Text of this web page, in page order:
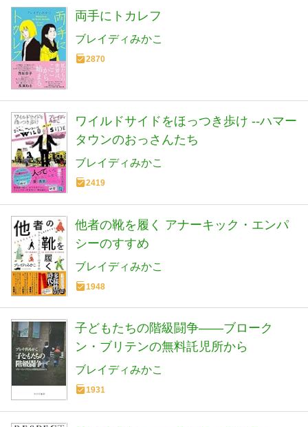
両手にトカレフ
ブレイディみかこ
2870
ワイルドサイドをほっつき歩け --ハマー
タウンのおっさんたち
ブレイディみかこ
2419
他者の靴を履く アナーキック・エンパ
シーのすすめ
ブレイディみかこ
1948
子どもたちの階級闘争――ブローク
ン・ブリテンの無料託児所から
ブレイディみかこ
1931